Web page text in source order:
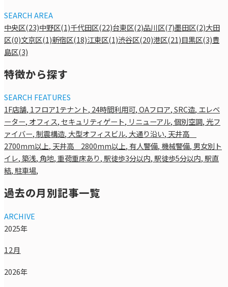
SEARCH AREA
中央区(23)中野区(1)千代田区(22)台東区(2)品川区(7)墨田区(2)大田
区(0)文京区(1)新宿区(18)江東区(1)渋谷区(20)港区(21)目黒区(3)豊
島区(3)
特徴から探す
SEARCH FEATURES
1F店舗, 1フロア1テナント, 24時間利用可,OAフロア,SRC造, エレベ
ーター, オフィス,セキュリティゲート, リニューアル,個別空調, 光フ
ァイバー,制震構造, 大型オフィスビル, 大通り沿い, 天井高
2700mm以上, 天井高 2800mm以上,有人警備, 機械警備,男女別ト
イレ,築浅, 角地,重荷重床あり,駅徒歩3分以内,駅徒歩5分以内,駅直
結,駐車場,
過去の月別記事一覧
ARCHIVE
2025年
12月
2026年